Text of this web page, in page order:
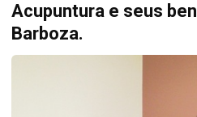
Acupuntura e seus
Barboza.